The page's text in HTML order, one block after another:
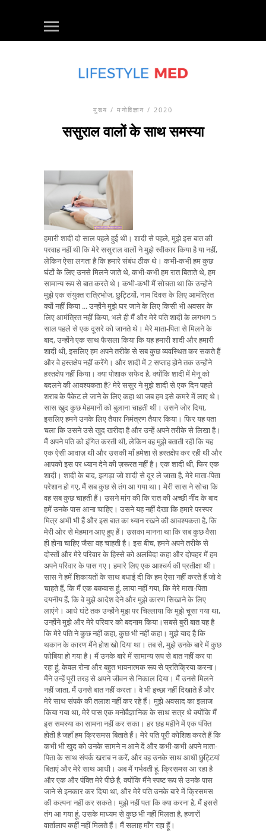
मुख्य / मनोविज्ञान / 2020
ससुराल वालों के साथ समस्या
हमारी शादी दो साल पहले हुई थी। शादी से पहले, मुझे इस बात की
परवाह नहीं थी कि मेरे ससुराल वालों ने मुझे स्वीकार किया है या नहीं,
लेकिन ऐसा लगता है कि हमारे संबंध ठीक थे। कभी-कभी हम कुछ
घंटों के लिए उनसे मिलने जाते थे, कभी-कभी हम रात बिताते थे, हम
सामान्य रूप से बात करते थे। कभी-कभी मैं सोचता था कि उन्होंने
मुझे एक संयुक्त रात्रिभोज, छुट्टियों, नाम दिवस के लिए आमंत्रित
क्यों नहीं किया ... उन्होंने मुझे घर जाने के लिए किसी भी अवसर के
लिए आमंत्रित नहीं किया, भले ही मैं और मेरे पति शादी के लगभग 5
साल पहले से एक दूसरे को जानते थे। मेरे माता-पिता से मिलने के
बाद, उन्होंने एक साथ फैसला किया कि यह हमारी शादी और हमारी
शादी थी, इसलिए हम अपने तरीके से सब कुछ व्यवस्थित कर सकते हैं
और वे हस्तक्षेप नहीं करेंगे। और शादी में 2 सप्ताह होने तक उन्होंने
हस्तक्षेप नहीं किया। क्या पोशाक सफेद है, क्योंकि शादी में मेनू को
बदलने की आवश्यकता है? मेरे ससुर ने मुझे शादी से एक दिन पहले
शराब के पैकेट ले जाने के लिए कहा था जब हम इसे कमरे में लाए थे।
सास खुद कुछ मेहमानों को बुलाना चाहती थी। उसने जोर दिया,
इसलिए हमने उनके लिए तैयार निमंत्रण तैयार किया। फिर यह पता
चला कि उसने उसे खुद खरीदा है और उन्हें अपने तरीके से लिखा है।
मैं अपने पति को इंगित करती थी, लेकिन वह मुझे बताती रही कि यह
एक ऐसी आवाज़ थी और उसकी माँ हमेशा से हस्तक्षेप कर रही थी और
आपको इस पर ध्यान देने की ज़रूरत नहीं है। एक शादी थी, फिर एक
शादी। शादी के बाद, झगड़ा जो शादी से दूर ले जाता है, मेरे माता-पिता
परेशान हो गए, मैं सब कुछ से तंग आ गया था। मेरी सास ने सोचा कि
वह सब कुछ चाहती हैं। उसने मांग की कि रात की अच्छी नींद के बाद
हमें उनके पास आना चाहिए। उसने यह नहीं देखा कि हमारे परस्पर
मित्र अभी भी हैं और इस बात का ध्यान रखने की आवश्यकता है, कि
मेरी ओर से मेहमान आए हुए हैं। उसका मानना ​​था कि सब कुछ वैसा
ही होना चाहिए जैसा वह चाहती है। इस बीच, हमने अपने तरीके से
दोस्तों और मेरे परिवार के हिस्से को अलविदा कहा और दोपहर में हम
अपने परिवार के पास गए। हमारे लिए एक आश्चर्य की प्रतीक्षा थी।
सास ने हमें शिकायतों के साथ बधाई दी कि हम ऐसा नहीं करते हैं जो वे
चाहते हैं, कि मैं एक बकवास हूं, लाया नहीं गया, कि मेरे माता-पिता
दयनीय हैं, कि वे मुझे आदेश देने और मुझे कारण सिखाने के लिए
लाएंगे। आधे घंटे तक उन्होंने मुझ पर चिल्लाया कि मुझे चूसा गया था,
उन्होंने मुझे और मेरे परिवार को बदनाम किया।सबसे बुरी बात यह है
कि मेरे पति ने कुछ नहीं कहा, कुछ भी नहीं कहा। मुझे याद है कि
थकान के कारण मैंने होश खो दिया था। तब से, मुझे उनके बारे में कुछ
फोबिया हो गया है। मैं उनके बारे में सामान्य रूप से बात नहीं कर पा
रहा हूं, केवल रोना और बहुत भावनात्मक रूप से प्रतिक्रिया करना।
मैंने उन्हें पूरी तरह से अपने जीवन से निकाल दिया। मैं उनसे मिलने
नहीं जाता, मैं उनसे बात नहीं करता। वे भी इच्छा नहीं दिखाते हैं और
मेरे साथ संपर्क की तलाश नहीं कर रहे हैं। मुझे अवसाद का इलाज
किया गया था, मेरे पास एक मनोवैज्ञानिक के साथ सत्र थे क्योंकि मैं
इस समस्या का सामना नहीं कर सका। हर छह महीने में एक पंक्ति
होती है जहाँ हम क्रिसमस बिताते हैं। मेरे पति पूरी कोशिश करते हैं कि
कभी भी खुद को उनके सामने न आने दें और कभी-कभी अपने माता-
पिता के साथ संपर्क खराब न करें, और वह उनके साथ आधी छुट्टियां
बिताएं और मेरे साथ आधी। अब मैं गर्भवती हूं, क्रिसमस आ रहा है
और एक और पंक्ति मेरे पीछे है, क्योंकि मैंने स्पष्ट रूप से उनके पास
जाने से इनकार कर दिया था, और मेरे पति उनके बारे में क्रिसमस
की कल्पना नहीं कर सकते। मुझे नहीं पता कि क्या करना है, मैं इससे
तंग आ गया हूं, उसके माध्यम से कुछ भी नहीं मिलता है, हजारों
वार्तालाप कहीं नहीं मिलते हैं। मैं सलाह माँग रहा हूँ।